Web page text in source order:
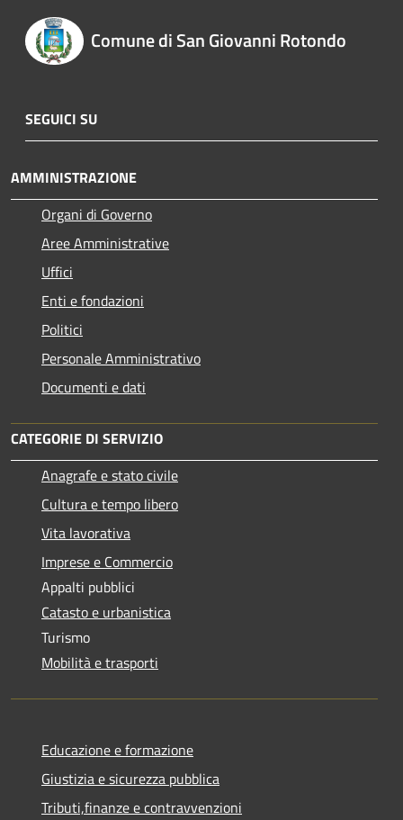
Comune di San Giovanni Rotondo
SEGUICI SU
AMMINISTRAZIONE
Organi di Governo
Aree Amministrative
Uffici
Enti e fondazioni
Politici
Personale Amministrativo
Documenti e dati
CATEGORIE DI SERVIZIO
Anagrafe e stato civile
Cultura e tempo libero
Vita lavorativa
Imprese e Commercio
Appalti pubblici
Catasto e urbanistica
Turismo
Mobilità e trasporti
Educazione e formazione
Giustizia e sicurezza pubblica
Tributi,finanze e contravvenzioni